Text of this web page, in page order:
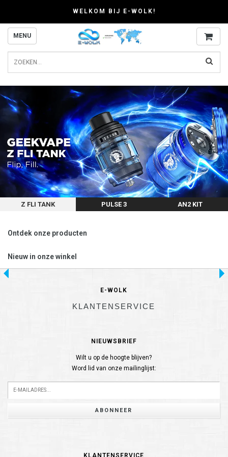
WELKOM BIJ E-WOLK!
MENU
Z FLI TANK PULSE 3 AN2 KIT
Ontdek onze producten
Nieuw in onze winkel
E-WOLK
KLANTENSERVICE
NIEUWSBRIEF
Wilt u op de hoogte blijven?
Word lid van onze mailinglijst:
ABONNEER
KLANTENSERVICE